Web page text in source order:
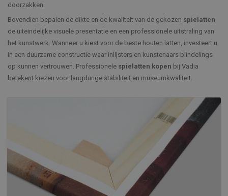
doorzakken.
Bovendien bepalen de dikte en de kwaliteit van de gekozen spielatten
de uiteindelijke visuele presentatie en een professionele uitstraling van
het kunstwerk. Wanneer u kiest voor de beste houten latten, investeert u
in een duurzame constructie waar inlijsters en kunstenaars blindelings
op kunnen vertrouwen. Professionele spielatten kopen bij Vadia
betekent kiezen voor langdurige stabiliteit en museumkwaliteit.